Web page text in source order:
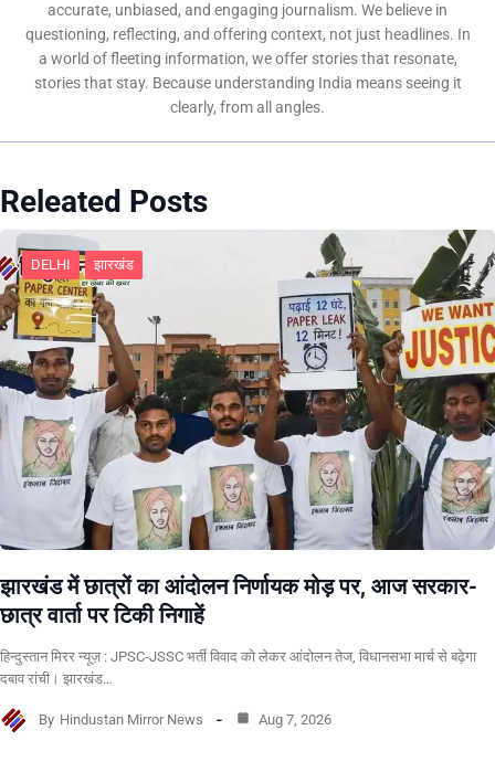
accurate, unbiased, and engaging journalism. We believe in
questioning, reflecting, and offering context, not just headlines. In
a world of fleeting information, we offer stories that resonate,
stories that stay. Because understanding India means seeing it
clearly, from all angles.
Releated Posts
DELHI झारखंड
झारखंड में छात्रों का आंदोलन निर्णायक मोड़ पर, आज सरकार-
छात्र वार्ता पर टिकी निगाहें
हिन्दुस्तान मिरर न्यूज़ : JPSC-JSSC भर्ती विवाद को लेकर आंदोलन तेज, विधानसभा मार्च से बढ़ेगा
दबाव रांची। झारखंड…
By Hindustan Mirror News Aug 7, 2026